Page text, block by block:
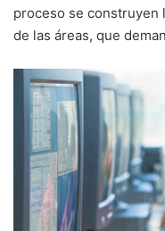
proceso se
de las áreas, que